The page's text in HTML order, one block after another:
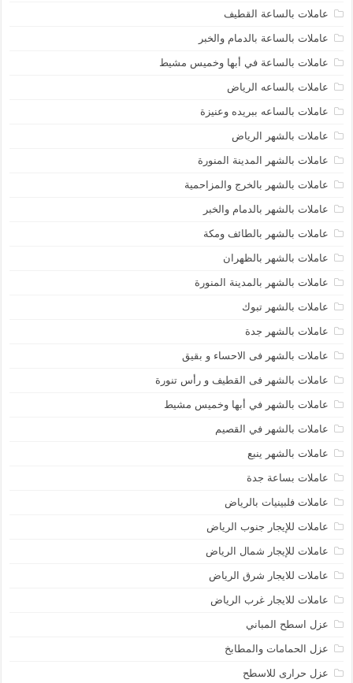
عاملات بالساعة القطيف
عاملات بالساعة بالدمام والخبر
عاملات بالساعة في أبها وخميس مشيط
عاملات بالساعه الرياض
عاملات بالساعه ببريده وعنيزة
عاملات بالشهر الرياض
عاملات بالشهر المدينة المنورة
عاملات بالشهر بالخرج والمزاحمية
عاملات بالشهر بالدمام والخبر
عاملات بالشهر بالطائف ومكة
عاملات بالشهر بالظهران
عاملات بالشهر بالمدينة المنورة
عاملات بالشهر تبوك
عاملات بالشهر جدة
عاملات بالشهر فى الاحساء و بقيق
عاملات بالشهر فى القطيف و رأس تنورة
عاملات بالشهر في أبها وخميس مشيط
عاملات بالشهر في القصيم
عاملات بالشهر ينبع
عاملات بساعة جدة
عاملات فلبينيات بالرياض
عاملات للإيجار جنوب الرياض
عاملات للإيجار شمال الرياض
عاملات للايجار شرق الرياض
عاملات للايجار غرب الرياض
عزل اسطح المباني
عزل الحمامات والمطابخ
عزل حرارى للاسطح